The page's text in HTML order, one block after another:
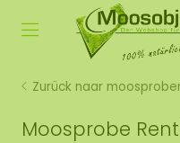
Zurück naar
Moosprobe